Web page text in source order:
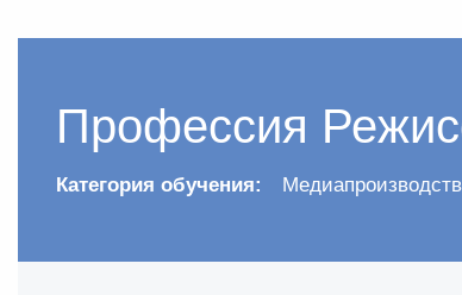
Профессия
Категория обучения: